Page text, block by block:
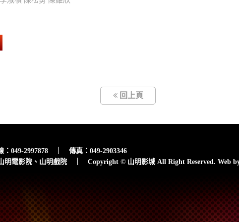
回上頁
049-2997878 ｜ 傳真：049-2903346
電影院、山明戲院 ｜ Copyright © 山明影城 All Right Reserved. Web